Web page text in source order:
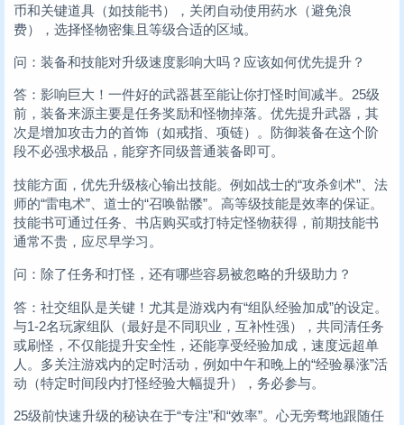
币和关键道具（如技能书），关闭自动使用药水（避免浪
费），选择怪物密集且等级合适的区域。
问：装备和技能对升级速度影响大吗？应该如何优先提升？
答：影响巨大！一件好的武器甚至能让你打怪时间减半。25级
前，装备来源主要是任务奖励和怪物掉落。优先提升武器，其
次是增加攻击力的首饰（如戒指、项链）。防御装备在这个阶
段不必强求极品，能穿齐同级普通装备即可。
技能方面，优先升级核心输出技能。例如战士的“攻杀剑术”、法
师的“雷电术”、道士的“召唤骷髅”。高等级技能是效率的保证。
技能书可通过任务、书店购买或打特定怪物获得，前期技能书
通常不贵，应尽早学习。
问：除了任务和打怪，还有哪些容易被忽略的升级助力？
答：社交组队是关键！尤其是游戏内有“组队经验加成”的设定。
与1-2名玩家组队（最好是不同职业，互补性强），共同清任务
或刷怪，不仅能提升安全性，还能享受经验加成，速度远超单
人。多关注游戏内的定时活动，例如中午和晚上的“经验暴涨”活
动（特定时间段内打怪经验大幅提升），务必参与。
25级前快速升级的秘诀在于“专注”和“效率”。心无旁骛地跟随任